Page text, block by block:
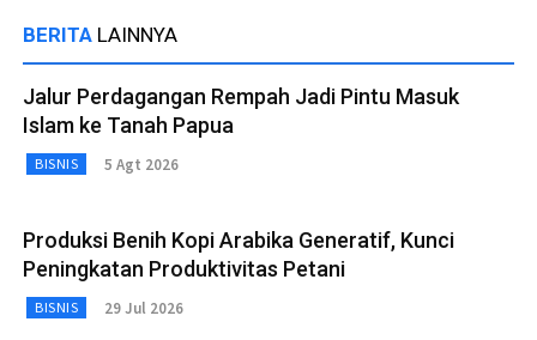
BERITA LAINNYA
Jalur Perdagangan Rempah Jadi Pintu Masuk
Islam ke Tanah Papua
BISNIS 5 Agt 2026
Produksi Benih Kopi Arabika Generatif, Kunci
Peningkatan Produktivitas Petani
BISNIS 29 Jul 2026